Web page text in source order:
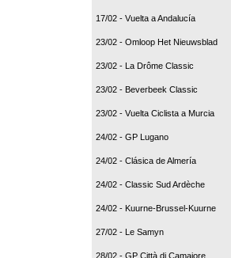
17/02 - Vuelta a Andalucía
23/02 - Omloop Het Nieuwsblad
23/02 - La Drôme Classic
23/02 - Beverbeek Classic
23/02 - Vuelta Ciclista a Murcia
24/02 - GP Lugano
24/02 - Clásica de Almería
24/02 - Classic Sud Ardèche
24/02 - Kuurne-Brussel-Kuurne
27/02 - Le Samyn
28/02 - GP Città di Camaiore